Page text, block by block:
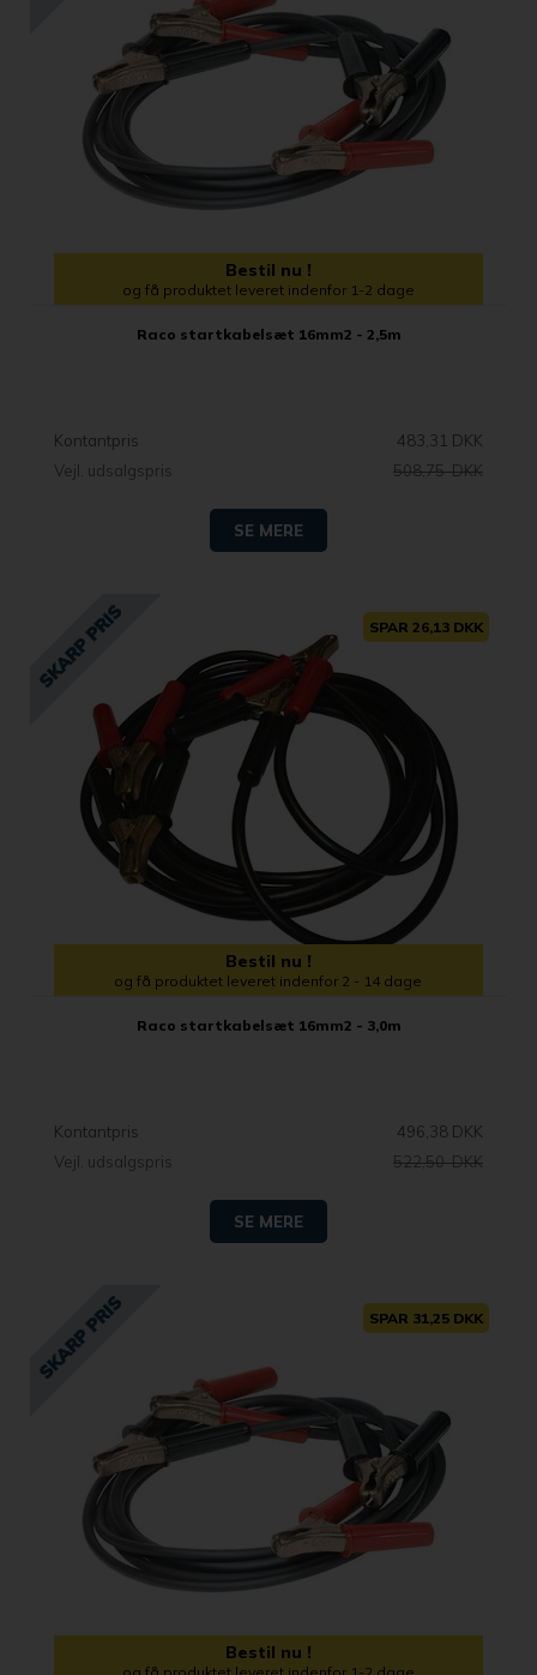
Bestil nu !
og få produktet leveret indenfor 1-2 dage
Raco startkabelsæt 16mm2 - 2,5m
Kontantpris
483,31 DKK
Vejl. udsalgspris
508,75 DKK
SE MERE
SPAR 26,13 DKK
Bestil nu !
og få produktet leveret indenfor 2 - 14 dage
Raco startkabelsæt 16mm2 - 3,0m
Kontantpris
496,38 DKK
Vejl. udsalgspris
522,50 DKK
SE MERE
SPAR 31,25 DKK
Bestil nu !